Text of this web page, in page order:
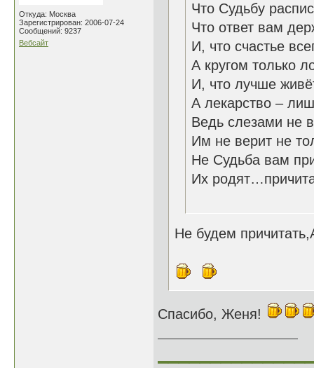
Откуда: Москва
Зарегистрирован: 2006-07-24
Сообщений: 9237
Вебсайт
Что Судьбу
Что ответ вам
И, что счастье
А кругом только
И, что лучше
А лекарство –
Ведь слезами не
Им не верит не
Не Судьба вам
Их
Не будем
Спасибо, Женя!